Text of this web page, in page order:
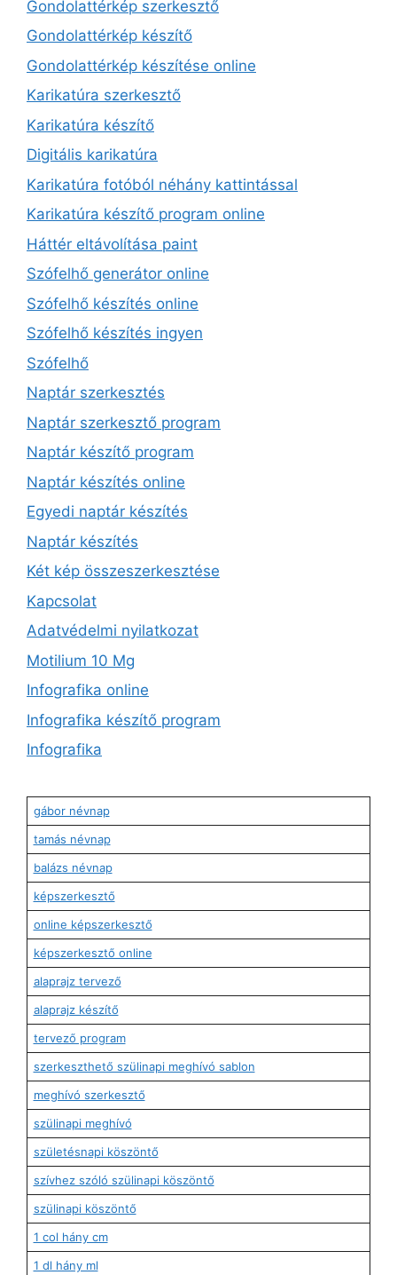
Gondolattérkép szerkesztő
Gondolattérkép készítő
Gondolattérkép készítése online
Karikatúra szerkesztő
Karikatúra készítő
Digitális karikatúra
Karikatúra fotóból néhány kattintással
Karikatúra készítő program online
Háttér eltávolítása paint
Szófelhő generátor online
Szófelhő készítés online
Szófelhő készítés ingyen
Szófelhő
Naptár szerkesztés
Naptár szerkesztő program
Naptár készítő program
Naptár készítés online
Egyedi naptár készítés
Naptár készítés
Két kép összeszerkesztése
Kapcsolat
Adatvédelmi nyilatkozat
Motilium 10 Mg
Infografika online
Infografika készítő program
Infografika
gábor névnap
tamás névnap
balázs névnap
képszerkesztő
online képszerkesztő
képszerkesztő online
alaprajz tervező
alaprajz készítő
tervező program
szerkeszthető szülinapi meghívó sablon
meghívó szerkesztő
szülinapi meghívó
születésnapi köszöntő
szívhez szóló szülinapi köszöntő
szülinapi köszöntő
1 col hány cm
1 dl hány ml